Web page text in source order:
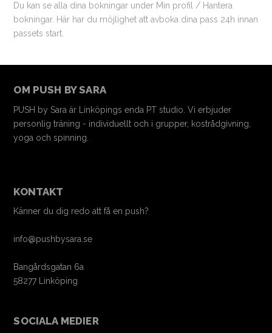
Du kan se alla dina bokningar under Min profil / Hantera
bokningar. Här har du möjlighet att avboka dina pass 24h innan
passets start.
OM PUSH BY SARA
PUSH by Sara är Linköpings enda PT studio. Vi erbjuder
personlig träning - individuellt och i grupper, kostrådgivning,
yoga och spinning.
KONTAKT
Känner du dig redo att få en push?
info@pushbysara.se
Bangårdsgatan 6a
58277 Linköping
SOCIALA MEDIER